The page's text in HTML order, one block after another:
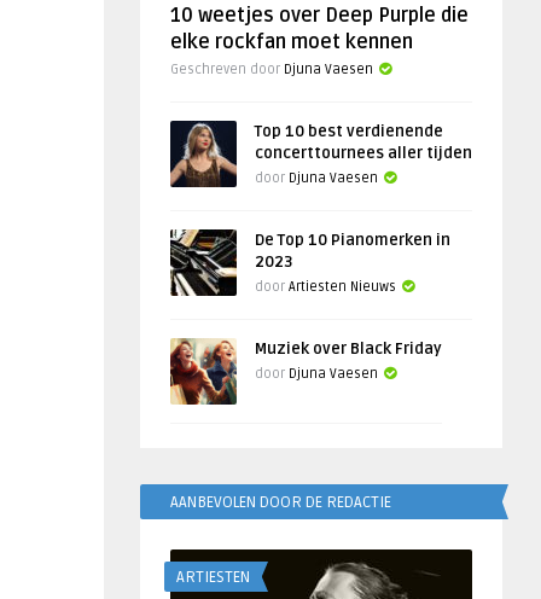
10 weetjes over Deep Purple die
elke rockfan moet kennen
Geschreven door Djuna Vaesen
Top 10 best verdienende
concerttournees aller tijden
door Djuna Vaesen
De Top 10 Pianomerken in
2023
door Artiesten Nieuws
Muziek over Black Friday
door Djuna Vaesen
AANBEVOLEN DOOR DE REDACTIE
ARTIESTEN